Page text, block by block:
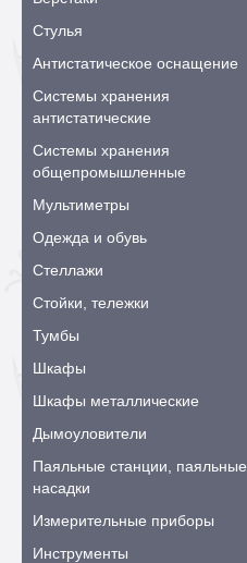
Стулья
Антистатическое оснащение
Системы хранения
антистатические
Системы хранения
общепромышленные
Мультиметры
Одежда и обувь
Стеллажи
Стойки, тележки
Тумбы
Шкафы
Шкафы металлические
Дымоуловители
Паяльные станции, паяльные
насадки
Измерительные приборы
Инструменты